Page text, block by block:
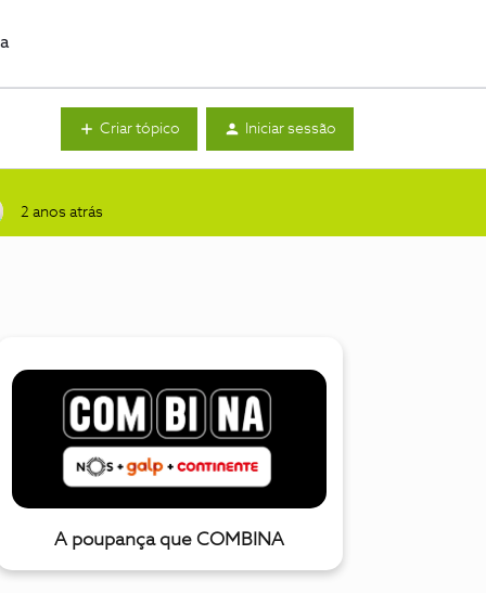
Criar tópico Iniciar sessão
2 anos atrás
A poupança que COMBINA